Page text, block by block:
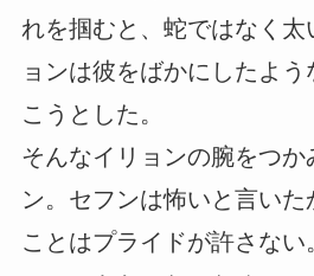
れを掴むと、蛇ではなく太
ョンは彼をばかにしたよ
こうとした。
そんなイリョンの腕をつか
ン。セフンは怖いと言い
ことはプライドが許さな